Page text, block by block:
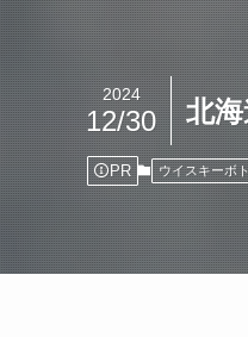
北
2024
12/30
PR ウイスキーボ